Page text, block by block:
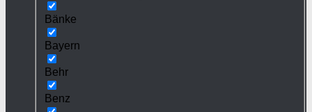
Bänke
Bayern
Behr
Benz